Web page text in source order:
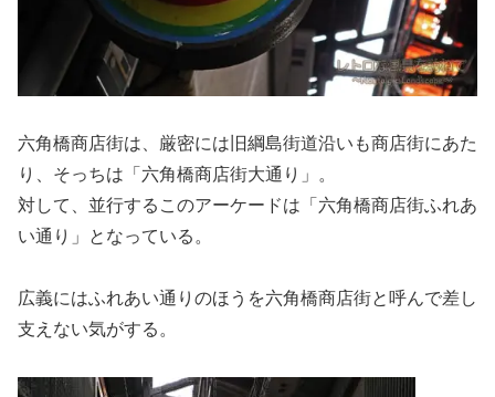
六角橋商店街は、厳密には旧綱島街道沿いも商店街にあた
り、そっちは「六角橋商店街大通り」。
対して、並行するこのアーケードは「六角橋商店街ふれあ
い通り」となっている。
広義にはふれあい通りのほうを六角橋商店街と呼んで差し
支えない気がする。